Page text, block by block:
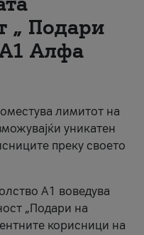
„ Подари
А1 Алфа
лимитот на
уникатен
преку своето
А1 воведува
„Подари на
корисници на